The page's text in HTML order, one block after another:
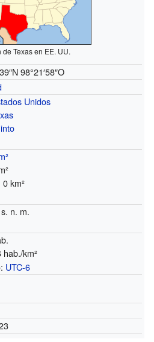
Texas en EE. UU.
98°21′58″O
Unidos
km²
n. m.
hab./km²
UTC-6